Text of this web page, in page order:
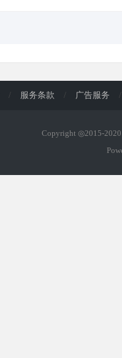
/ 服务条款 / 广告服务 /
Copyright ◎2015-